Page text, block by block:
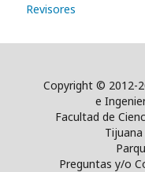
Revisores
Copyright © 2012-
e
Facultad de
Tijuana
Preguntas y/o